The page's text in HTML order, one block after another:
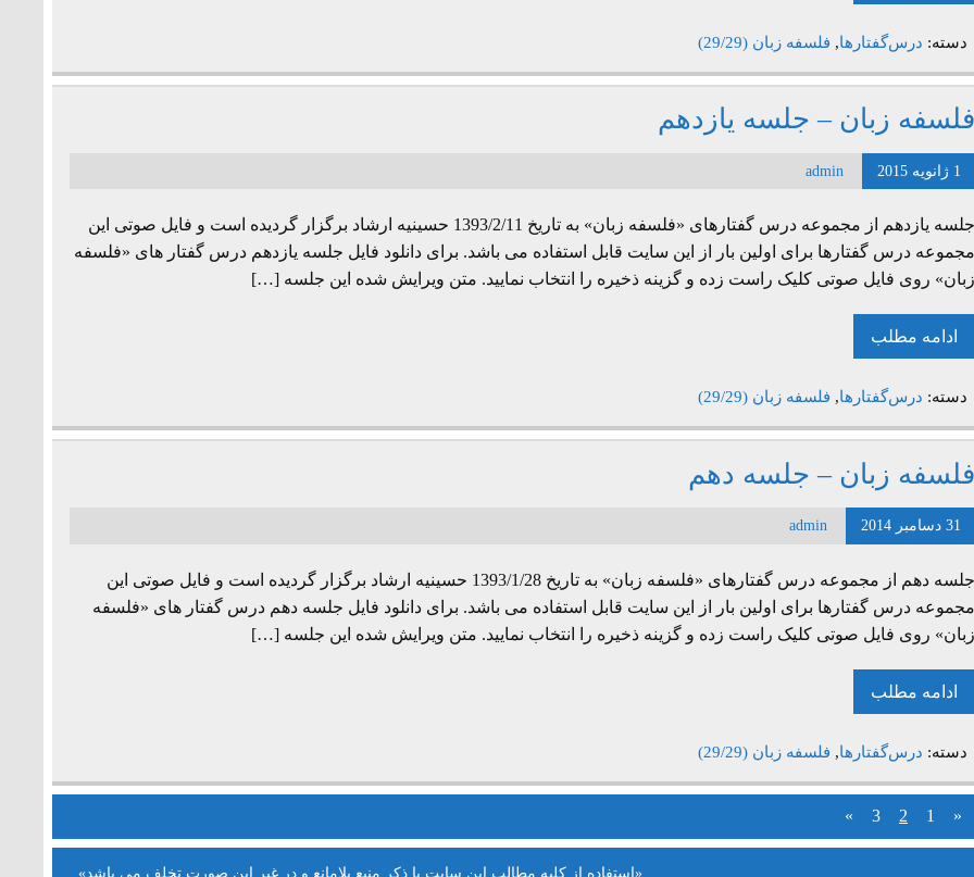
دسته: درس‌گفتارها, فلسفه زبان (29/29)
فلسفه زبان – جلسه یازدهم
1 ژانویه 2015 admin
جلسه یازدهم از مجموعه درس گفتارهای «فلسفه زبان» به تاریخ 1393/2/11 حسینیه ارشاد برگزار گردیده است و فایل صوتی این
مجموعه درس گفتارها برای اولین بار از این سایت قابل استفاده می باشد. برای دانلود فایل جلسه یازدهم درس گفتار های «فلسفه
زبان» روی فایل صوتی کلیک راست زده و گزینه ذخیره را انتخاب نمایید. متن ویرایش شده این جلسه […]
ادامه مطلب
دسته: درس‌گفتارها, فلسفه زبان (29/29)
فلسفه زبان – جلسه دهم
31 دسامبر 2014 admin
جلسه دهم از مجموعه درس گفتارهای «فلسفه زبان» به تاریخ 1393/1/28 حسینیه ارشاد برگزار گردیده است و فایل صوتی این
مجموعه درس گفتارها برای اولین بار از این سایت قابل استفاده می باشد. برای دانلود فایل جلسه دهم درس گفتار های «فلسفه
زبان» روی فایل صوتی کلیک راست زده و گزینه ذخیره را انتخاب نمایید. متن ویرایش شده این جلسه […]
ادامه مطلب
دسته: درس‌گفتارها, فلسفه زبان (29/29)
«
1
2
3
»
«استفاده از کلیه مطالب این سایت با ذکر منبع بلامانع و در غیر این صورت تخلف می باشد»